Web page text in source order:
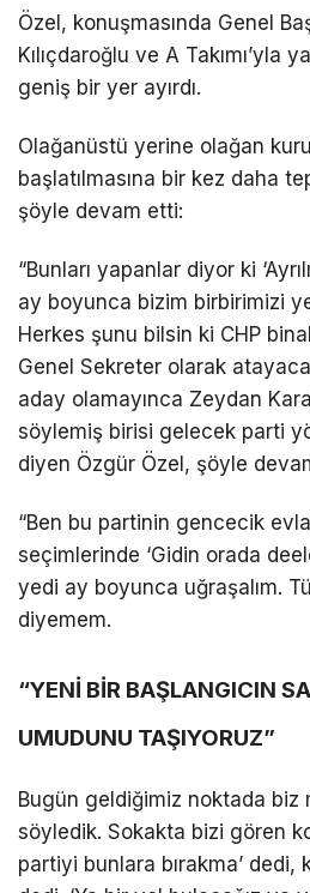
Özel, konuşmasında Genel
Kılıçdaroğlu ve A Takımı’yla
geniş bir yer ayırdı.
Olağanüstü yerine olağan
başlatılmasına bir kez daha
şöyle devam etti:
“Bunları yapanlar diyor ki
ay boyunca bizim birbirimizi
Herkes şunu bilsin ki CHP
Genel Sekreter olarak
aday olamayınca Zeydan
söylemiş birisi gelecek parti
diyen Özgür Özel, şöyle
“Ben bu partinin gencecik
seçimlerinde ‘Gidin orada
yedi ay boyunca uğraşalım.
diyemem.
“YENİ BİR BAŞLANGICIN
UMUDUNU TAŞIYORUZ”
Bugün geldiğimiz noktada biz
söyledik. Sokakta bizi gören
partiyi bunlara bırakma’ dedi,